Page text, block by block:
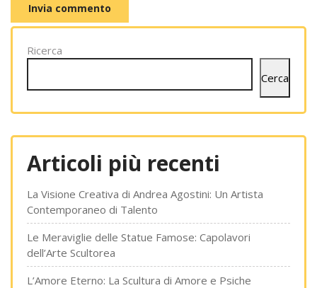
Ricerca
Cerca
Articoli più recenti
La Visione Creativa di Andrea Agostini: Un Artista
Contemporaneo di Talento
Le Meraviglie delle Statue Famose: Capolavori
dell’Arte Scultorea
L’Amore Eterno: La Scultura di Amore e Psiche